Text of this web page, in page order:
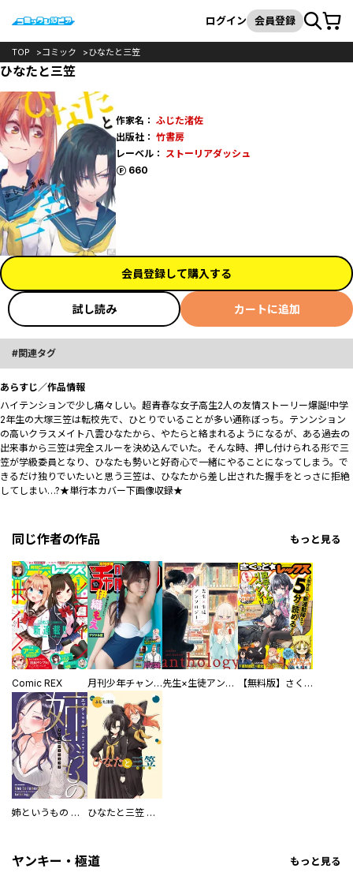
検索
ログイン 会員登録カート
TOP コミック ひなたと三笠
ひなたと三笠
作家名： ふじた渚佐
出版社： 竹書房
レーベル： ストーリアダッシュ
660
ポイント
会員登録して購入する
試し読み カートに追加
関連タグ
あらすじ／作品情報
ハイテンションで少し痛々しい。超青春な女子高生2人の友情ストーリー爆誕!中学
2年生の大塚三笠は転校先で、ひとりでいることが多い通称ぼっち。テンンション
の高いクラスメイト八雲ひなたから、やたらと絡まれるようになるが、ある過去の
出来事から三笠は完全スルーを決め込んでいた。そんな時、押し付けられる形で三
笠が学級委員となり、ひなたも勢いと好奇心で一緒にやることになってしまう。で
きるだけ独りでいたいと思う三笠は、ひなたから差し出された握手をとっさに拒絶
してしまい…?★単行本カバー下画像収録★
同じ作者の作品 もっと見る
Comic REX 月刊少年チャンピオン 先生×生徒アンソロジー 【無料版】さくっとREX（レックス）
姉というもの ～エッチなお姉ちゃんはスキですか？～ アンソロジーコミック ひなたと三笠 【連載版】
ヤンキー・極道 もっと見る